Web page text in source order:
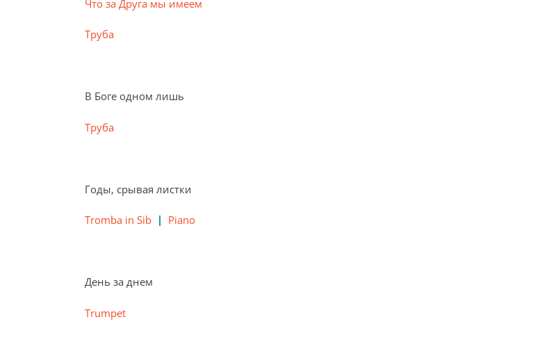
Что за Друга мы имеем
Труба
В Боге одном лишь
Труба
Годы, срывая листки
Tromba in Sib | Piano
День за днем
Trumpet